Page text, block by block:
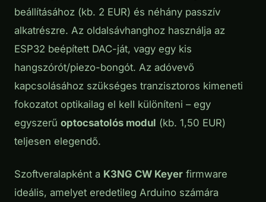
beállításához (kb. 2 EUR) és néhány passzív
alkatrészre. Az oldalsávhanghoz használja az
ESP32 beépített DAC-ját, vagy egy kis
hangszórót/piezo-bongót. Az adóvevő
kapcsolásához szükséges tranzisztoros kimeneti
fokozatot optikailag el kell különíteni – egy
egyszerű optocsatolós modul (kb. 1,50 EUR)
teljesen elegendő.
Szoftveralapként a K3NG CW Keyer firmware
ideális, amelyet eredetileg Arduino számára